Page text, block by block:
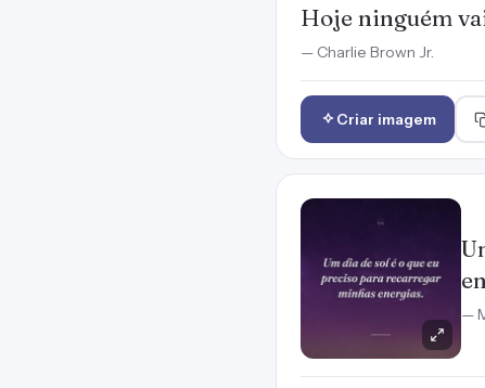
Hoje ninguém
— Charlie Brown Jr.
Criar imagem
—